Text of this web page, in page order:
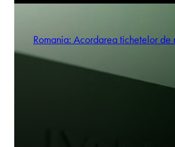
Romania: Acordarea tichetelor de